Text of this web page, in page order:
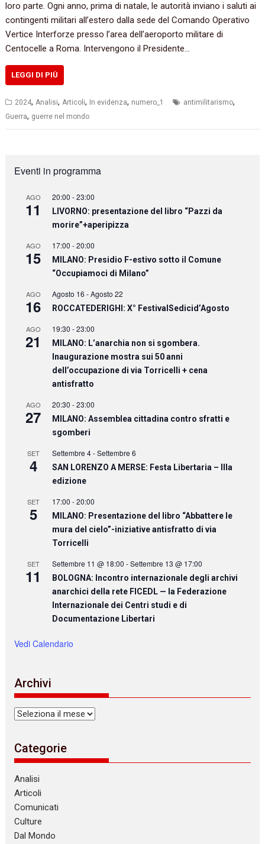
loro parte. Ogni anno, prima di natale, le autorità inviano i saluti ai
contingenti militari all’estero dalla sede del Comando Operativo
Vertice Interforze presso l’area dell’aeroporto militare di
Centocelle a Roma. Intervengono il Presidente…
LEGGI DI PIÙ
2024,Analisi,Articoli, In evidenza, numero_1 antimilitarismo,
Guerra, guerre nel mondo
Eventi in programma
AGO
11
20:00 -23:00
LIVORNO: presentazione del libro “Pazzi da
morire”+aperipizza
AGO
15
17:00 -20:00
MILANO: Presidio F-estivo sotto il Comune
“Occupiamoci di Milano”
AGO
16
Agosto 16 -Agosto 22
ROCCATEDERIGHI: X° FestivalSedicid’Agosto
AGO
21
19:30 -23:00
MILANO: L’anarchia non si sgombera.
Inaugurazione mostra sui 50 anni
dell’occupazione di via Torricelli + cena
antisfratto
AGO
27
20:30 -23:00
MILANO: Assemblea cittadina contro sfratti e
sgomberi
SET
4
Settembre 4-Settembre 6
SAN LORENZO A MERSE: Festa Libertaria – IIIa
edizione
SET
5
17:00 -20:00
MILANO: Presentazione del libro “Abbattere le
mura del cielo”-iniziative antisfratto di via
Torricelli
SET
11
Settembre 11 @ 18:00 -Settembre 13 @ 17:00
BOLOGNA: Incontro internazionale degli archivi
anarchici della rete FICEDL — la Federazione
Internazionale dei Centri studi e di
Documentazione Libertari
Vedi Calendario
Archivi
Archivi
Categorie
Analisi
Articoli
Comunicati
Culture
Dal Mondo